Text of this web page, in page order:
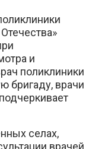
и
поликлиники
бригаду, врачи
селах,